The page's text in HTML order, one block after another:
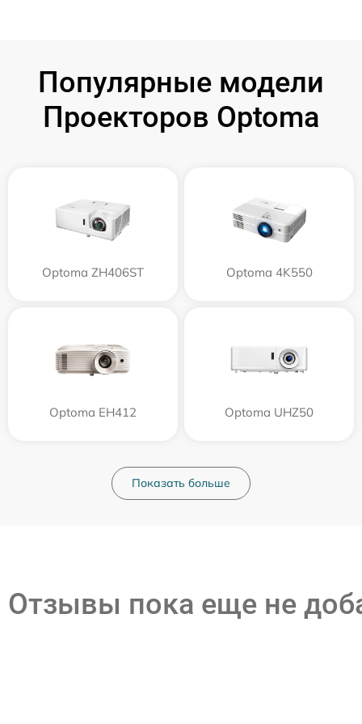
Популярные модели
Проекторов Optoma
Optoma ZH406ST Optoma 4K550
Optoma EH412 Optoma UHZ50
Показать больше
Отзывы пока еще не